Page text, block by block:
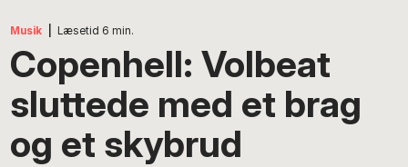
Musik Læsetid 6 min.
Copenhell: Volbeat
sluttede med et brag
og et skybrud